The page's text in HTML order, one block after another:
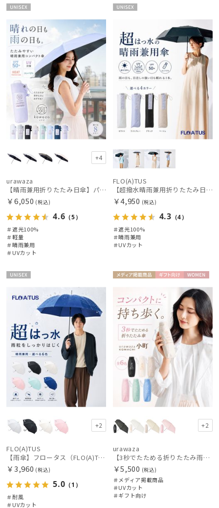
その他
カラー
価格・割引率
在庫表示
販売状況
入荷状況
X
+4
urawaza
【晴雨兼用折りたたみ日傘】パッとさして、サッとしまえる傘コワザ(kowaza) プレーン 50 遮光100% UV100%
￥6,050 (税込)
4.6 （5）
＃遮光100%
＃軽量
＃晴雨兼用
＃UVカット
FLO(A)TUS
【超撥水晴雨兼用折りたたみ日傘】フロータス（FLO(A)TUS）プレーン 晴雨兼用 UV100 遮光100 簡単開閉
￥4,950 (税込)
4.3 （4）
＃遮光100%
＃晴雨兼用
＃UVカット
+2
FLO(A)TUS
【雨傘】フロータス（FLO(A)TUS） プレーン60 超撥水傘 晴雨兼用 UV対応 耐風
￥3,960 (税込)
5.0 （1）
＃耐風
＃UVカット
向け
N
+2
urawaza
【3秒でたためる折りたたみ雨傘】urawaza 小町（ウラワザ）コンパクトミニ
￥5,500 (税込)
＃メディア掲載商品
＃UVカット
＃ギフト向け